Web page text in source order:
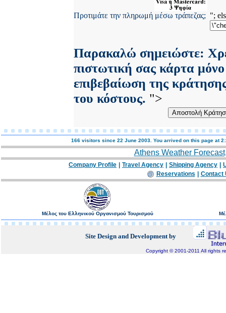
Προτιμάτε την πληρωμή μέσω τράπεζας; ";
Παρακαλώ σημειώστε:
πιστωτική σας κάρτα
επιβεβαίωση της
του κόστους. ">
166 visitors since 22 June 2003. You arrived on this page at
Athens Weather
Company Profile Travel Agency Shipping Agency
Reservations
Contact
Μέλος του Ελληνικού Οργανισμού Τουρισμού
Site Design and Development by
Copyright © 2001-2011 All rights